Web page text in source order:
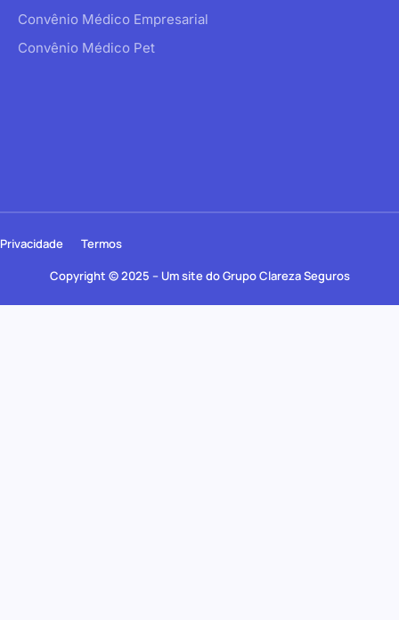
Convênio Médico Empresarial
Convênio Médico Pet
Copyright © 2025 – Um site do Grupo Clareza Seguros
Privacidade Termos